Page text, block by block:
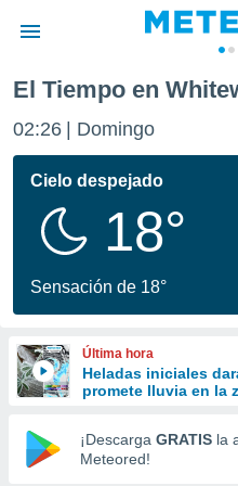
de
por
se
calidad.
a este
las
y
forma
digital
basada
El Tiempo en
02:26 Domingo
Cielo despejado
18°
Sensación de 18°
Última hora
Heladas iniciales
promete lluvia en la
¡Descarga GRATIS la
Meteored!